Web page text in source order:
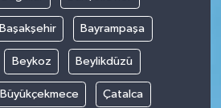
Başakşehir Bayrampaşa
Beykoz Beylikdüzü
Büyükçekmece Çatalca